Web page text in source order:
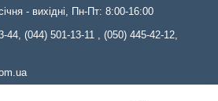
- вихідні, Пн-Пт: 8:00-16:00
44, (044) 501-13-11 , (050) 445-42-12,